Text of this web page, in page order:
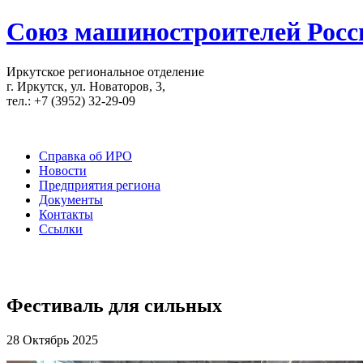
Союз машиностроителей
Иркутское региональное отделение
г. Иркутск, ул. Новаторов, 3,
тел.: +7 (3952) 32-29-09
Справка об ИРО
Новости
Предприятия региона
Документы
Контакты
Ссылки
Фестиваль для сильных
28 Октябрь 2025